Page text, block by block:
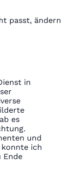
passt, ändern
in
es
und
ich
Ende